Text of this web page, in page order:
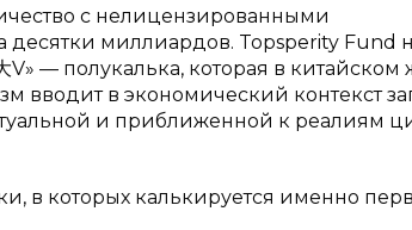
с нелицензированными
миллиардов. Topsperity Fund
— полукалька, которая в китайском
вводит в экономический контекст
и приближенной к реалиям
в которых калькируется именно